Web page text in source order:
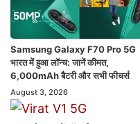
Samsung Galaxy F70 Pro 5G
भारत में हुआ लॉन्च: जानें कीमत,
6,000mAh बैटरी और सभी फीचर्स
August 3, 2026